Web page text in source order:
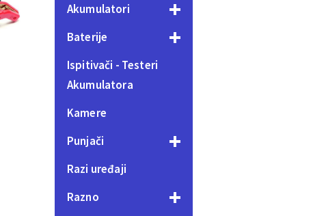
Akumulatori
Baterije
Ispitivači - Testeri
Akumulatora
Kamere
Punjači
Razi uređaji
Razno